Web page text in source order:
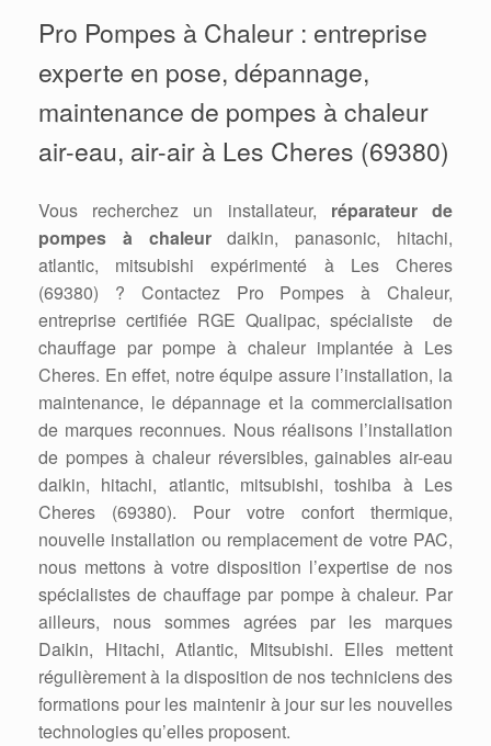
Pro Pompes à Chaleur : entreprise
experte en pose, dépannage,
maintenance de pompes à chaleur
air-eau, air-air à Les Cheres (69380)
Vous recherchez un installateur, réparateur de
pompes à chaleurdaikin, panasonic, hitachi,
atlantic, mitsubishi expérimenté à Les Cheres
(69380) ? Contactez Pro Pompes à Chaleur,
entreprise certifiée RGE Qualipac, spécialiste de
chauffage par pompe à chaleur implantée à Les
Cheres. En effet, notre équipe assure l’installation, la
maintenance, le dépannage et la commercialisation
de marques reconnues. Nous réalisons l’installation
de pompes à chaleur réversibles, gainables air-eau
daikin, hitachi, atlantic, mitsubishi, toshiba à Les
Cheres (69380). Pour votre confort thermique,
nouvelle installation ou remplacement de votre PAC,
nous mettons à votre disposition l’expertise de nos
spécialistes de chauffage par pompe à chaleur. Par
ailleurs, nous sommes agrées par les marques
Daikin, Hitachi, Atlantic, Mitsubishi. Elles mettent
régulièrement à la disposition de nos techniciens des
formations pour les maintenir à jour sur les nouvelles
technologies qu’elles proposent.